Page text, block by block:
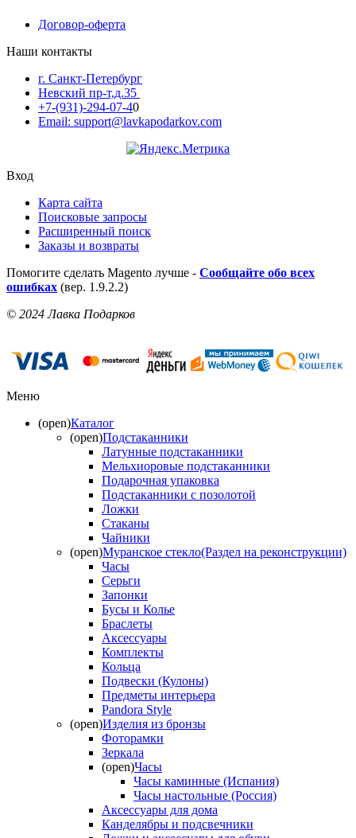
Договор-оферта
Наши контакты
г. Санкт-Петербург
Невский пр-т,д.35
+7-(931)-294-07-40
Email: support@lavkapodarkov.com
Вход
Карта сайта
Поисковые запросы
Расширенный поиск
Заказы и возвраты
Помогите сделать Magento лучше - Сообщайте обо всех
ошибках (вер. 1.9.2.2)
© 2024 Лавка Подарков
Меню
(open)Каталог
(open)Подстаканники
Латунные подстаканники
Мельхиоровые подстаканники
Подарочная упаковка
Подстаканники с позолотой
Ложки
Стаканы
Чайники
(open)Муранское стекло(Раздел на реконструкции)
Часы
Серьги
Запонки
Бусы и Колье
Браслеты
Аксессуары
Комплекты
Кольца
Подвески (Кулоны)
Предметы интерьера
Pandora Style
(open)Изделия из бронзы
Фоторамки
Зеркала
(open)Часы
Часы каминные (Испания)
Часы настольные (Россия)
Аксессуары для дома
Канделябры и подсвечники